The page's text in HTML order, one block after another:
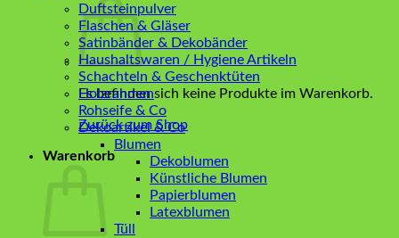
Es befinden sich keine Produkte im Warenkorb.
Zurück zum Shop
Warenkorb
Duftsteinpulver
Flaschen & Gläser
Satinbänder & Dekobänder
Haushaltswaren / Hygiene Artikeln
Schachteln & Geschenktüten
Holzrahmen
Rohseife & Co
Dekoartikel & Co
Blumen
Dekoblumen
Künstliche Blumen
Papierblumen
Latexblumen
Tüll